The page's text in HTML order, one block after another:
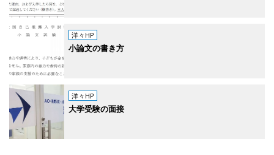
洋々HP
小論文の書き方
洋々HP
大学受験の面接